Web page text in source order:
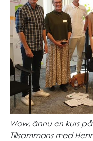
Wow, ännu en kurs
Tillsammans med